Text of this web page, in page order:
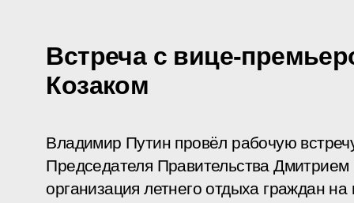
Встреча с вице-
Козаком
Владимир Путин провёл рабочую
Председателя Правительства
организация летнего отдыха граждан